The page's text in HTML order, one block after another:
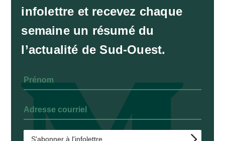
infolettre et recevez chaque
semaine un résumé du
l’actualité de Sud-Ouest.